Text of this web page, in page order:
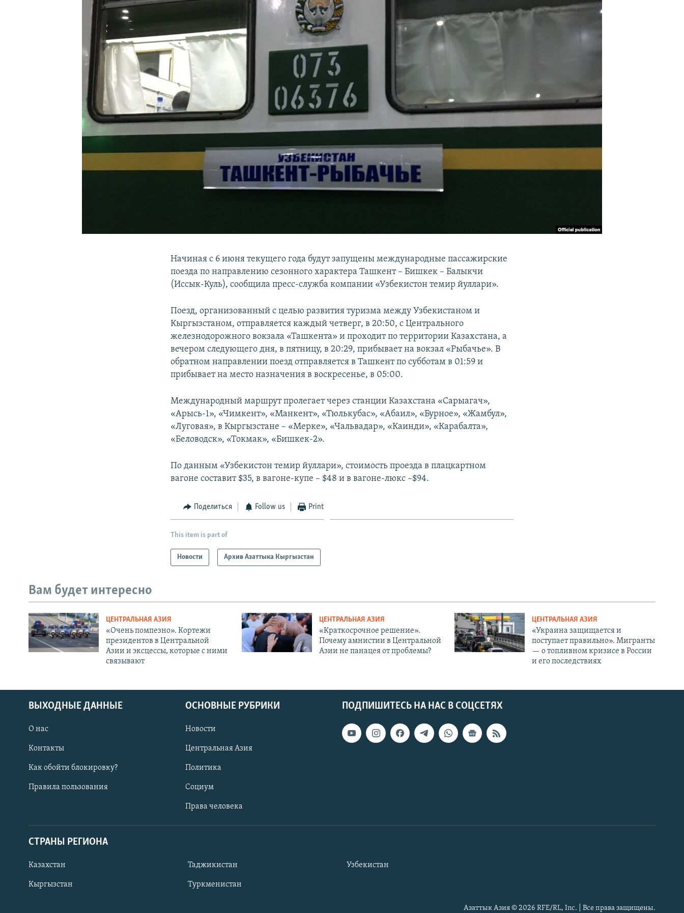
Начиная с 6 июня текущего года будут запущены международные пассажирские
поезда по направлению сезонного характера Ташкент – Бишкек – Балыкчи
(Иссык-Куль), сообщила пресс-служба компании «Узбекистон темир йуллари».
Поезд, организованный с целью развития туризма между Узбекистаном и
Кыргызстаном, отправляется каждый четверг, в 20:50, с Центрального
железнодорожного вокзала «Ташкента» и проходит по территории Казахстана, а
вечером следующего дня, в пятницу, в 20:29, прибывает на вокзал «Рыбачье». В
обратном направлении поезд отправляется в Ташкент по субботам в 01:59 и
прибывает на место назначения в воскресенье, в 05:00.
Международный маршрут пролегает через станции Казахстана «Сарыагач»,
«Арысь-1», «Чимкент», «Манкент», «Тюлькубас», «Абаил», «Бурное», «Жамбул»,
«Луговая», в Кыргызстане – «Мерке», «Чальвадар», «Каинди», «Карабалта»,
«Беловодск», «Токмак», «Бишкек-2».
По данным «Узбекистон темир йуллари», стоимость проезда в плацкартном
вагоне составит $35, в вагоне-купе – $48 и в вагоне-люкс –$94.
Поделиться Follow us Print
This item is part of
Новости Архив Азаттыка Кыргызстан
Вам будет интересно
ЦЕНТРАЛЬНАЯ АЗИЯ
«Очень помпезно». Кортежи
президентов в Центральной
Азии и эксцессы, которые с ними
связывают
ЦЕНТРАЛЬНАЯ АЗИЯ
«Краткосрочное решение».
Почему амнистии в Центральной
Азии не панацея от проблемы?
ЦЕНТРАЛЬНАЯ АЗИЯ
«Украина защищается и
поступает правильно». Мигранты
— о топливном кризисе в России
и его последствиях
ПОДПИШИТЕСЬ НА НАС В СОЦСЕТЯХ
ВЫХОДНЫЕ ДАННЫЕ
О нас
Контакты
Как обойти блокировку?
Правила пользования
ОСНОВНЫЕ РУБРИКИ
Новости
Центральная Азия
Политика
Социум
Права человека
СТРАНЫ РЕГИОНА
Казахстан
Кыргызстан
Таджикистан
Туркменистан
Узбекистан
Азаттык Азия © 2026 RFE/RL, Inc. | Все права защищены.